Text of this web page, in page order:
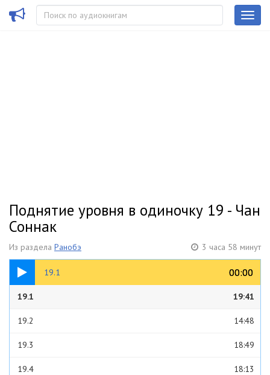
Поднятие уровня в одиночку 19 - Чан
Соннак
Из раздела Ранобэ 3 часа 58 минут
19.1 00:00
00:00
19:41
19.1 19:41
19.2 14:48
19.3 18:49
19.4 18:13